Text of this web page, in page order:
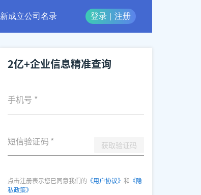
新成立公司名录 登录 | 注册
2亿+企业信息精准查询
手机号 *
短信验证码 * 获取验证码
点击注册表示您已同意我们的 《用户协议》 和 《隐
私政策》